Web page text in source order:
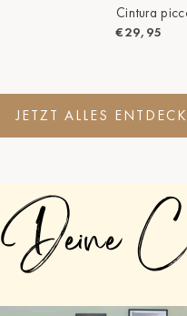
Cintura
€29,95
JETZT ALLES
Deine